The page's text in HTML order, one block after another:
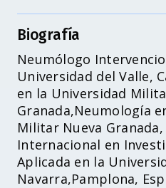
Biografía
Neumólogo
Universidad del Valle,
en la Universidad
Granada,Neumología
Militar Nueva
Internacional en
Aplicada en la
Navarra,Pamplona,